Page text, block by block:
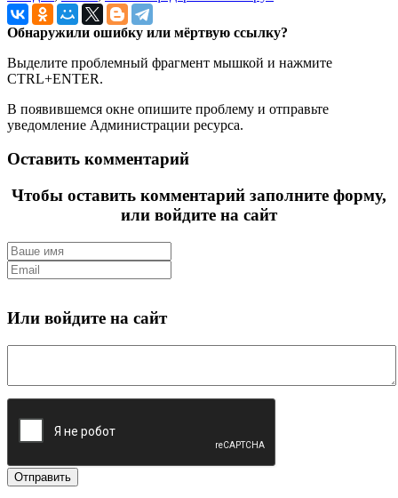
Обнаружили ошибку или мёртвую ссылку?
Выделите проблемный фрагмент мышкой и нажмите
CTRL+ENTER.
В появившемся окне опишите проблему и отправьте
уведомление Администрации ресурса.
Оставить комментарий
Чтобы оставить комментарий заполните форму,
или войдите на сайт
Или войдите на сайт